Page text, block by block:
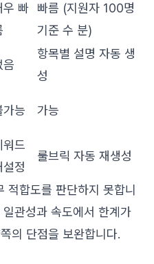
우 빠
빠름 (지원자 100명
기준 수 분)
음
항목별 설명 자동 생
성
가능 가능
워드
설정
룰브릭 자동 재생성
적합도를 판단하지 못합니
관성과 속도에서 한계가
의 단점을 보완합니다.